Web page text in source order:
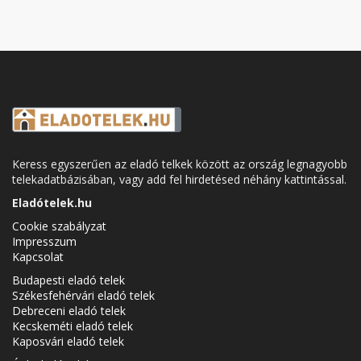
Keress egyszerűen az eladó telkek között az ország legnagyobb
telekadatbázisában, vagy add fel hirdetésed néhány kattintással.
Eladótelek.hu
Cookie szabályzat
Impresszum
Kapcsolat
Budapesti eladó telek
Székesfehérvári eladó telek
Debreceni eladó telek
Kecskeméti eladó telek
Kaposvári eladó telek